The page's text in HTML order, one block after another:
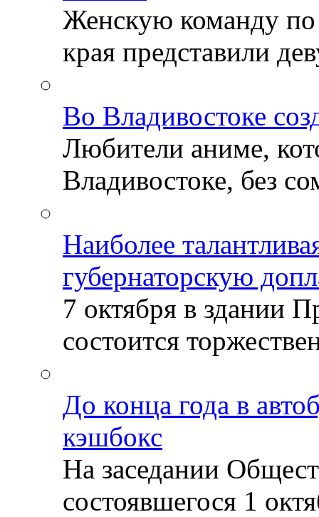
Женскую команду
края представили
Во Владивостоке
Любители аниме,
Владивостоке, без
Наиболее
губернаторскую
7 октября в здании
состоится
До конца года в
кэшбокс
На заседании
состоявшегося 1